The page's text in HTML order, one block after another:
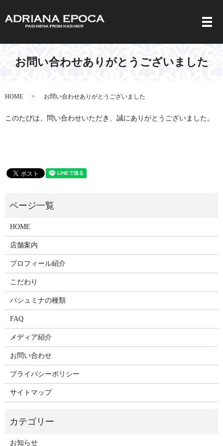
メ
お問い合わせありがとうございました
HOME お問い合わせありがとうございました
このたびは、問い合わせいただき、誠にありがとうございました。
HOME
店舗案内
プロフィール紹介
こだわり
パシュミナの種類
FAQ
メディア紹介
お問い合わせ
プライバシーポリシー
サイトマップ
お知らせ